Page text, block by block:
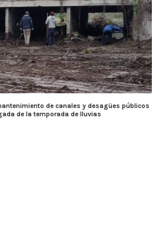
de canales y desagües públicos
de la temporada de lluvias